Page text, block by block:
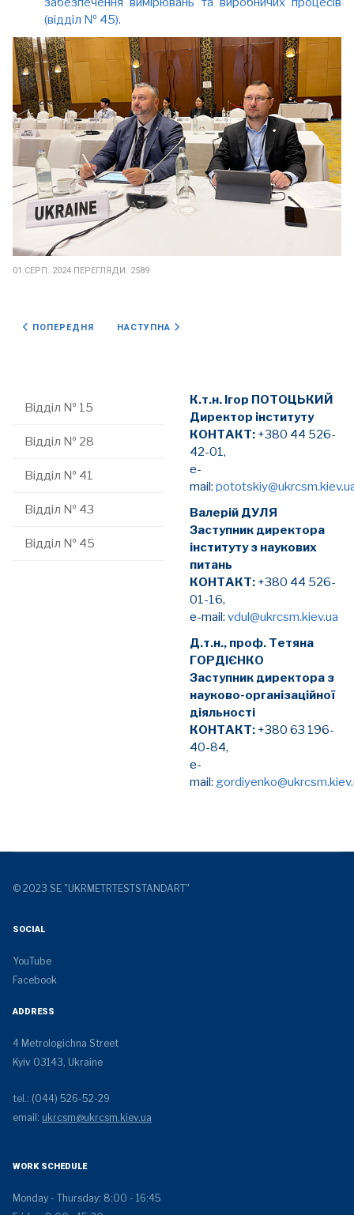
(відділ № 45).
01.СЕРП..2024 ПЕРЕГЛЯДИ: 2589
ПОПЕРЕДНЯ СТАТТЯ: ІНСТИТУТ 4
ПОПЕРЕДНЯ НАСТУПНА СТАТТЯ: ФУНКЦІЇ_УБРАТЬ
НАСТУПНА
Відділ № 15
Відділ № 28
Відділ № 41
Відділ № 43
Відділ № 45
К.т.н. Ігор ПОТОЦЬКИЙ
Директор інституту
КОНТАКТ: +380 44 526-
42-01,
e-
mail:
Валерій ДУЛЯ
Заступник директора
інституту з наукових
питань
КОНТАКТ: +380 44 526-
01-16,
e-mail: vdul@ukrcsm.kiev.ua
Д.т.н., проф. Тетяна
ГОРДІЄНКО
Заступник директора з
науково-організаційної
діяльності
КОНТАКТ: +380 63 196-
40-84,
e-
mail:
© 2023 SE "UKRMETRTESTSTANDART"
SOCIAL
YouTube
Facebook
ADDRESS
4 Metrologichna Street
Kyiv 03143, Ukraine
tel.: (044) 526-52-29
email: ukrcsm@ukrcsm.kiev.ua
WORK SCHEDULE
Monday - Thursday: 8:00 - 16:45